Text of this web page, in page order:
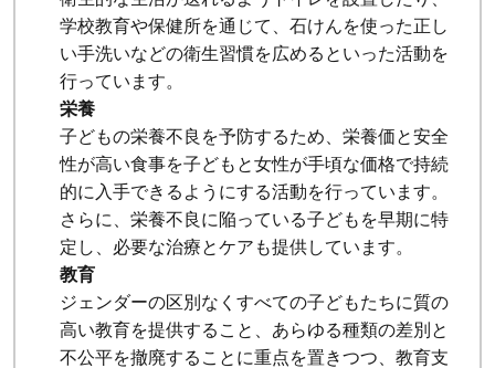
学校教育や保健所を通じて、石けんを使った正し
い手洗いなどの衛生習慣を広めるといった活動を
行っています。
栄養
子どもの栄養不良を予防するため、栄養価と安全
性が高い食事を子どもと女性が手頃な価格で持続
的に入手できるようにする活動を行っています。
さらに、栄養不良に陥っている子どもを早期に特
定し、必要な治療とケアも提供しています。
教育
ジェンダーの区別なくすべての子どもたちに質の
高い教育を提供すること、あらゆる種類の差別と
不公平を撤廃することに重点を置きつつ、教育支